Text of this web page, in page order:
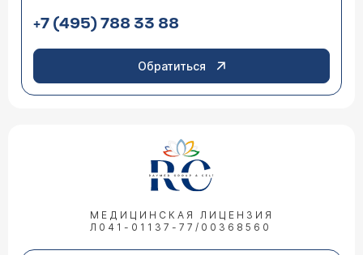
+7 (495) 788 33 88
Обратиться
МЕДИЦИНСКАЯ ЛИЦЕНЗИЯ
Л041-01137-77/00368560